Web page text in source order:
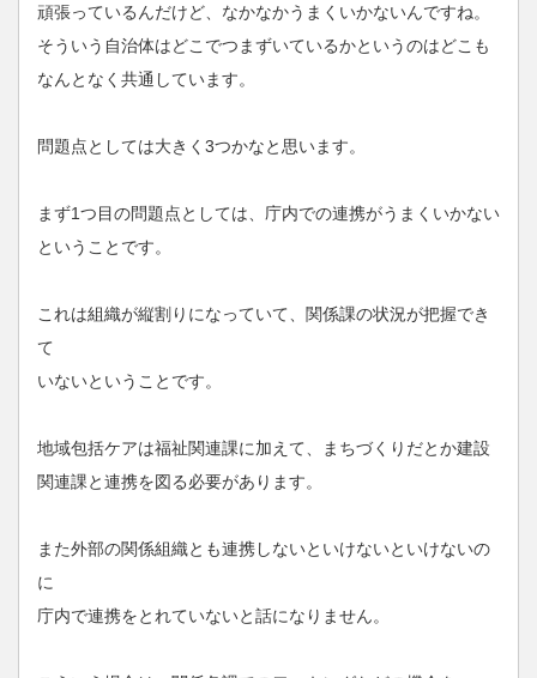
頑張っているんだけど、なかなかうまくいかないんですね。
そういう自治体はどこでつまずいているかというのはどこも
なんとなく共通しています。
問題点としては大きく3つかなと思います。
まず1つ目の問題点としては、庁内での連携がうまくいかない
ということです。
これは組織が縦割りになっていて、関係課の状況が把握でき
て
いないということです。
地域包括ケアは福祉関連課に加えて、まちづくりだとか建設
関連課と連携を図る必要があります。
また外部の関係組織とも連携しないといけないといけないの
に
庁内で連携をとれていないと話になりません。